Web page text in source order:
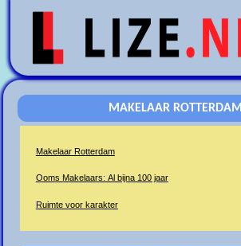
MAKELAAR ROTTERDAM
Makelaar Rotterdam
Ooms Makelaars: Al bijna 100 jaar
Ruimte voor karakter